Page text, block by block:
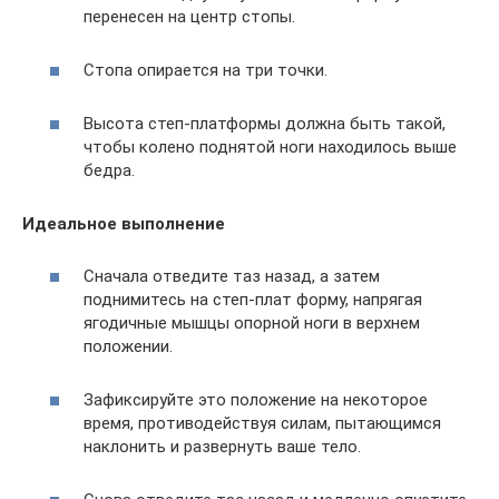
перенесен на центр стопы.
Стопа опирается на три точки.
Высота степ-платформы должна быть такой,
чтобы колено поднятой ноги находилось выше
бедра.
Идеальное выполнение
Сначала отведите таз назад, а затем
поднимитесь на степ-плат форму, напрягая
ягодичные мышцы опорной ноги в верхнем
положении.
Зафиксируйте это положение на некоторое
время, противодействуя силам, пытающимся
наклонить и развернуть ваше тело.